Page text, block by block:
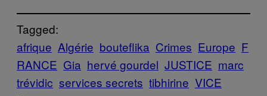
Tagged:
afrique Algérie bouteflika Crimes Europe F
RANCE Gia hervé gourdel JUSTICE marc
trévidic services secrets tibhirine VICE